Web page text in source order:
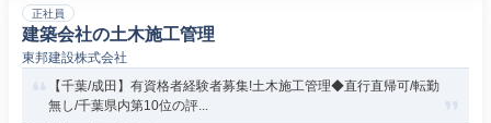
正社員
建築会社の土木施工管理
東邦建設株式会社
【千葉/成田】有資格者経験者募集!土木施工管理◆直行直帰可/転勤
無し/千葉県内第10位の評...